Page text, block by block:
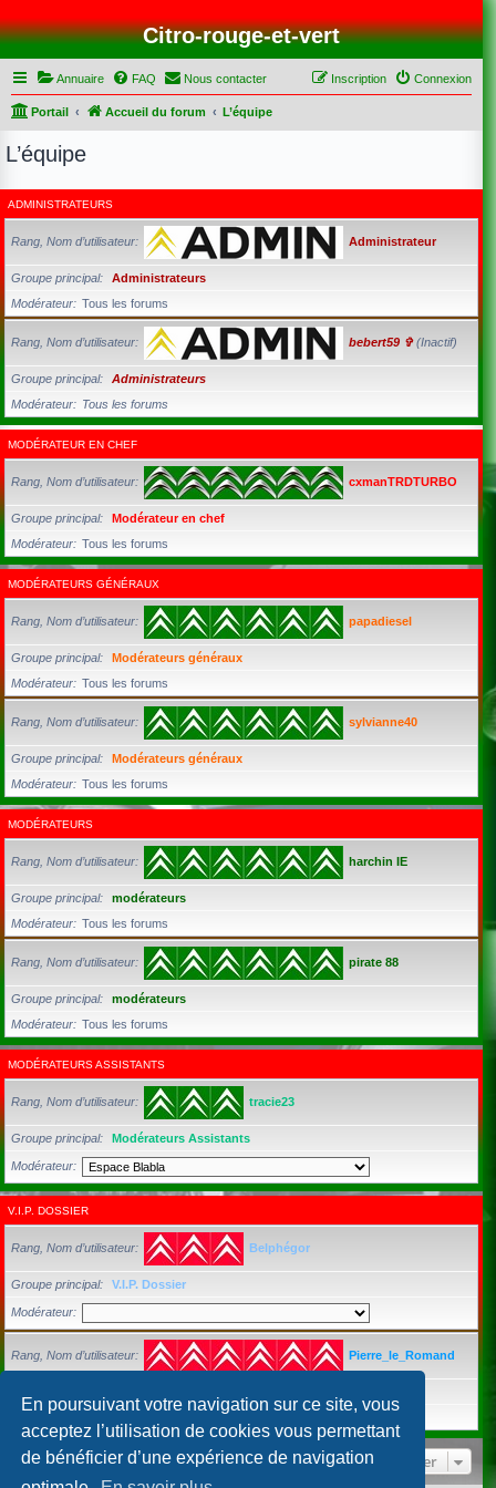
En poursuivant votre navigation sur ce site, vous
acceptez l’utilisation de cookies vous permettant
de bénéficier d’une expérience de navigation
Citro-rouge-et-vert
Annuaire FAQ Nous contacter Connexion
Inscription
Portail Accueil du forum L’équipe
L’équipe
ADMINISTRATEURS
Rang, Nom d’utilisateur Administrateur
Groupe principal
Administrateurs
Modérateur
Tous les forums
Rang, Nom d’utilisateur bebert59 ✞(Inactif)
Groupe principal
Administrateurs
Modérateur
Tous les forums
MODÉRATEUR EN CHEF
Rang, Nom d’utilisateur cxmanTRDTURBO
Groupe principal
Modérateur en chef
Modérateur
Tous les forums
MODÉRATEURS GÉNÉRAUX
Rang, Nom d’utilisateur papadiesel
Groupe principal
Modérateurs généraux
Modérateur
Tous les forums
Rang, Nom d’utilisateur sylvianne40
Groupe principal
Modérateurs généraux
Modérateur
Tous les forums
MODÉRATEURS
Rang, Nom d’utilisateur harchin IE
Groupe principal
modérateurs
Modérateur
Tous les forums
Rang, Nom d’utilisateur pirate 88
Groupe principal
modérateurs
Modérateur
Tous les forums
MODÉRATEURS ASSISTANTS
Rang, Nom d’utilisateur tracie23
Groupe principal Modérateurs Assistants
Modérateur
V.I.P. DOSSIER
Rang, Nom d’utilisateur Belphégor
Groupe principal V.I.P. Dossier
Modérateur
Rang, Nom d’utilisateur Pierre_le_Romand
Modérateur
Aller